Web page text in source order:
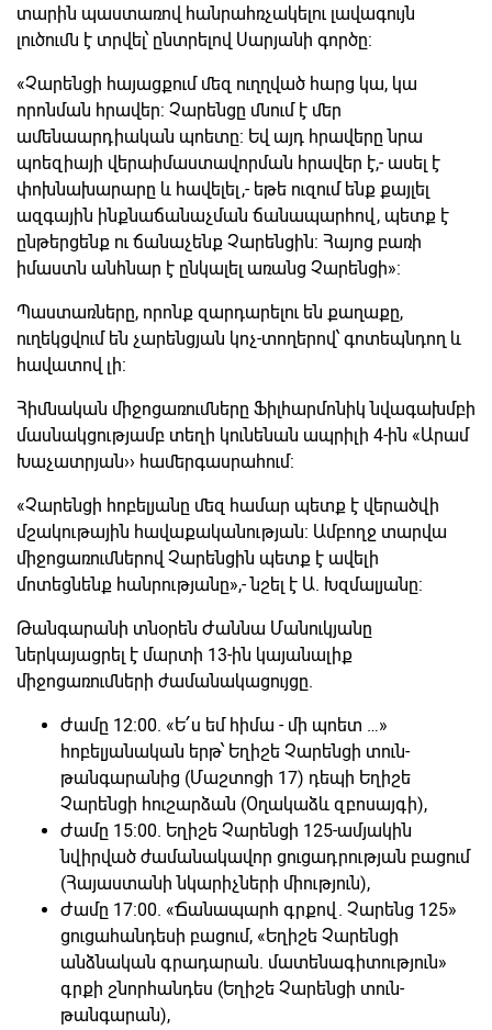
տարին պաստառով հանրահռչակելու լավագույն
լուծումն է տրվել՝ ընտրելով Սարյանի գործը:
«Չարենցի հայացքում մեզ ուղղված հարց կա, կա
որոնման հրավեր: Չարենցը մնում է մեր
ամենաարդիական պոետը: Եվ այդ հրավերը նրա
պոեզիայի վերաիմաստավորման հրավեր է,- ասել է
փոխնախարարը և հավելել,- եթե ուզում ենք քայլել
ազգային ինքնաճանաչման ճանապարհով, պետք է
ընթերցենք ու ճանաչենք Չարենցին: Հայոց բառի
իմաստն անհնար է ընկալել առանց Չարենցի»:
Պաստառները, որոնք զարդարելու են քաղաքը,
ուղեկցվում են չարենցյան կոչ-տողերով՝ գոտեպնդող և
հավատով լի:
Հիմնական միջոցառումները Ֆիլհարմոնիկ նվագախմբի
մասնակցությամբ տեղի կունենան ապրիլի 4-ին «Արամ
Խաչատրյան›› համերգասրահում:
«Չարենցի հոբելյանը մեզ համար պետք է վերածվի
մշակութային հավաքականության: Ամբողջ տարվա
միջոցառումներով Չարենցին պետք է ավելի
մոտեցնենք հանրությանը»,- նշել է Ա. Խզմալյանը:
Թանգարանի տնօրեն Ժաննա Մանուկյանը
ներկայացրել է մարտի 13-ին կայանալիք
միջոցառումների ժամանակացույցը.
Ժամը 12։00. «Ե՛ս եմ հիմա - մի պոետ …»
հոբելյանական երթ՝ Եղիշե Չարենցի տուն-
թանգարանից (Մաշտոցի 17) դեպի Եղիշե
Չարենցի հուշարձան (Օղակաձև զբոսայգի),
Ժամը 15:00. Եղիշե Չարենցի 125-ամյակին
նվիրված ժամանակավոր ցուցադրության բացում
(Հայաստանի նկարիչների միություն),
Ժամը 17:00. «Ճանապարհ գրքով. Չարենց 125»
ցուցահանդեսի բացում, «Եղիշե Չարենցի
անձնական գրադարան. մատենագիտություն»
գրքի շնորհանդես (Եղիշե Չարենցի տուն-
թանգարան),